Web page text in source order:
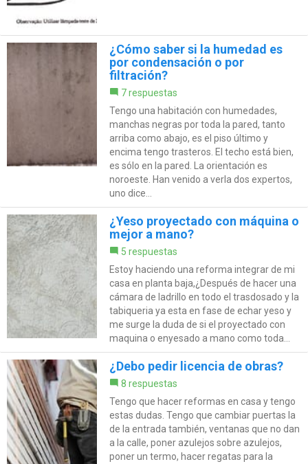
¿Cómo saber si la humedad es
por condensación o por
filtración?
7 respuestas
Tengo una habitación con humedades,
manchas negras por toda la pared, tanto
arriba como abajo, es el piso último y
encima tengo trasteros. El techo está bien,
es sólo en la pared. La orientación es
noroeste. Han venido a verla dos expertos,
uno dice...
¿Yeso proyectado con máquina o
mejor a mano?
5 respuestas
Estoy haciendo una reforma integrar de mi
casa en planta baja,¿Después de hacer una
cámara de ladrillo en todo el trasdosado y la
tabiqueria ya esta en fase de echar yeso y
me surge la duda de si el proyectado con
maquina o enyesado a mano como toda...
¿Debo pedir licencia de obras?
8 respuestas
Tengo que hacer reformas en casa y tengo
estas dudas. Tengo que cambiar puertas la
de la entrada también, ventanas que no dan
a la calle, poner azulejos sobre azulejos,
poner un termo, hacer regatas para la